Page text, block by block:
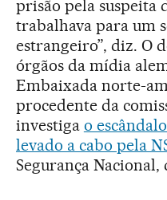
prisão pela suspeita
trabalhava para um
estrangeiro”, diz. O
órgãos da mídia
Embaixada norte-
procedente da
investiga o
levado a cabo pela
Segurança Nacional,